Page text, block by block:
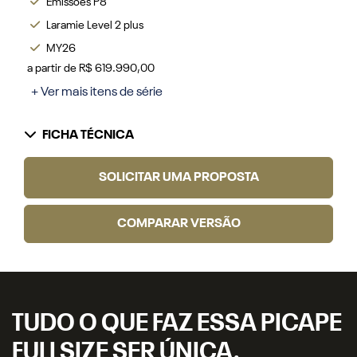
Emissões P8
Laramie Level 2 plus
MY26
a partir de R$ 619.990,00
+ Ver mais itens de série
FICHA TÉCNICA
SOLICITAR UMA PROPOSTA
COMPARAR VERSÃO
TUDO O QUE FAZ ESSA PICAPE